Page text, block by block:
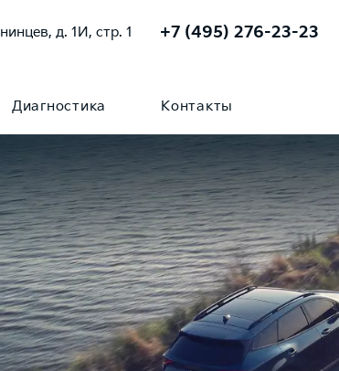
д. 1И, стр. 1 +7 (495) 276-23-23
Диагностика Контакты